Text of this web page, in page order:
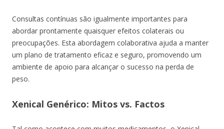
Consultas contínuas são igualmente importantes para
abordar prontamente quaisquer efeitos colaterais ou
preocupações. Esta abordagem colaborativa ajuda a manter
um plano de tratamento eficaz e seguro, promovendo um
ambiente de apoio para alcançar o sucesso na perda de
peso.
Xenical Genérico: Mitos vs. Factos